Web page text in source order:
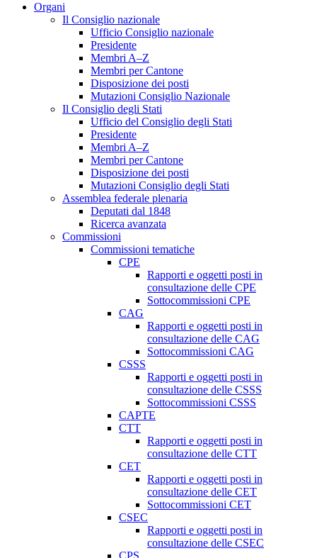
Organi
Il Consiglio nazionale
Ufficio Consiglio nazionale
Presidente
Membri A–Z
Membri per Cantone
Disposizione dei posti
Mutazioni Consiglio Nazionale
Il Consiglio degli Stati
Ufficio del Consiglio degli Stati
Presidente
Membri A–Z
Membri per Cantone
Disposizione dei posti
Mutazioni Consiglio degli Stati
Assemblea federale plenaria
Deputati dal 1848
Ricerca avanzata
Commissioni
Commissioni tematiche
CPE
Rapporti e oggetti posti in
consultazione delle CPE
Sottocommissioni CPE
CAG
Rapporti e oggetti posti in
consultazione delle CAG
Sottocommissioni CAG
CSSS
Rapporti e oggetti posti in
consultazione delle CSSS
Sottocommissioni CSSS
CAPTE
CTT
Rapporti e oggetti posti in
consultazione delle CTT
CET
Rapporti e oggetti posti in
consultazione delle CET
Sottocommissioni CET
CSEC
Rapporti e oggetti posti in
consultazione delle CSEC